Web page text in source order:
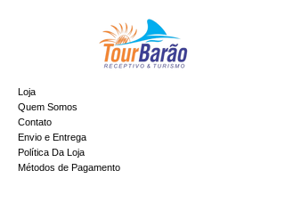
Loja
Quem Somos
Contato
Envio e Entrega
Política Da Loja
Métodos de Pagamento